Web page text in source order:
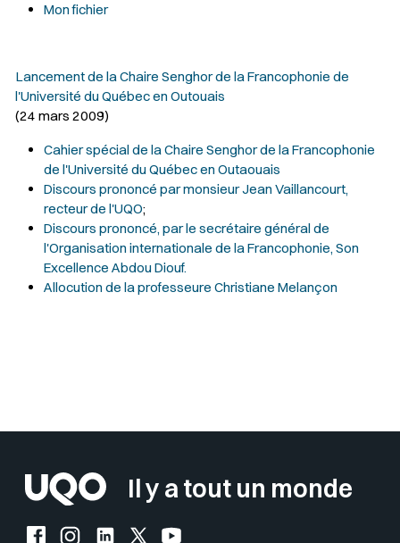
Mon fichier
Lancement de la Chaire Senghor de la Francophonie de
l'Université du Québec en Outouais
(24 mars 2009)
Cahier spécial de la Chaire Senghor de la Francophonie
de l'Université du Québec en Outaouais
Discours prononcé par monsieur Jean Vaillancourt,
recteur de l'UQO;
Discours prononcé, par le secrétaire général de
l'Organisation internationale de la Francophonie, Son
Excellence Abdou Diouf.
Allocution de la professeure Christiane Melançon
Il y a tout un monde
Facebook de l'UQO
Instagram de l'UQO
LinkedIn de l'UQO
X (Twitter) de l'UQO
YouTube de l'UQO